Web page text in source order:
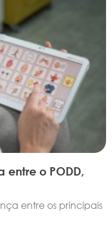
o PODD,
entre os principais